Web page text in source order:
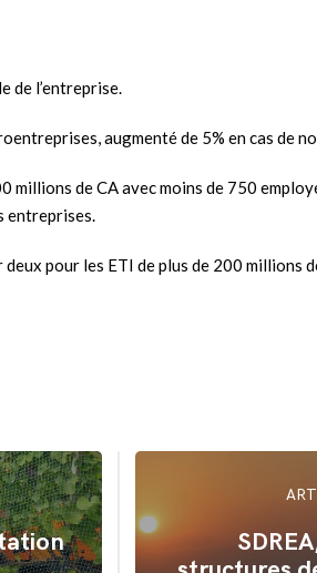
de l’entreprise.
augmenté de 5% en cas de
millions de CA avec moins de 750
entreprises.
pour les ETI de plus de 200 millions